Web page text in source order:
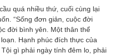
quá nhiều thứ, cuối cùng lại
“Sống đơn giản, cuộc đời
đời bình yên. Một thân thể
Hạnh phúc đích thực của
gì phải ngày tính đêm lo, phải